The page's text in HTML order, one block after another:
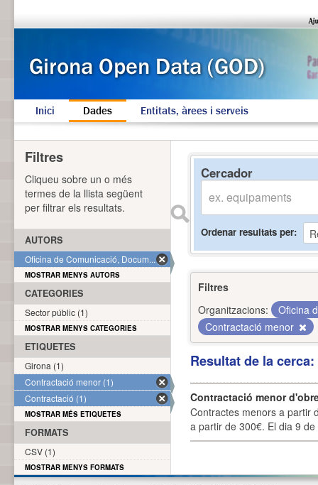
Inici Dades Entitats, àrees i serveis
Cercador
Ordenar resultats per
Filtres
Organitzacions:
Oficina
Contractació menor
Resultat de la
Contractació menor
Contractes menors a partir
a partir de 300€. El dia 9
Filtres
Cliqueu sobre un o més
termes de la llista següent
per filtrar els resultats.
AUTORS
Oficina de Comunicació, Docum... (1)
MOSTRAR MENYS AUTORS
CATEGORIES
Sector públic (1)
MOSTRAR MENYS CATEGORIES
ETIQUETES
Girona (1)
Contractació menor (1)
Contractació (1)
MOSTRAR MÉS ETIQUETES
FORMATS
CSV (1)
MOSTRAR MENYS FORMATS